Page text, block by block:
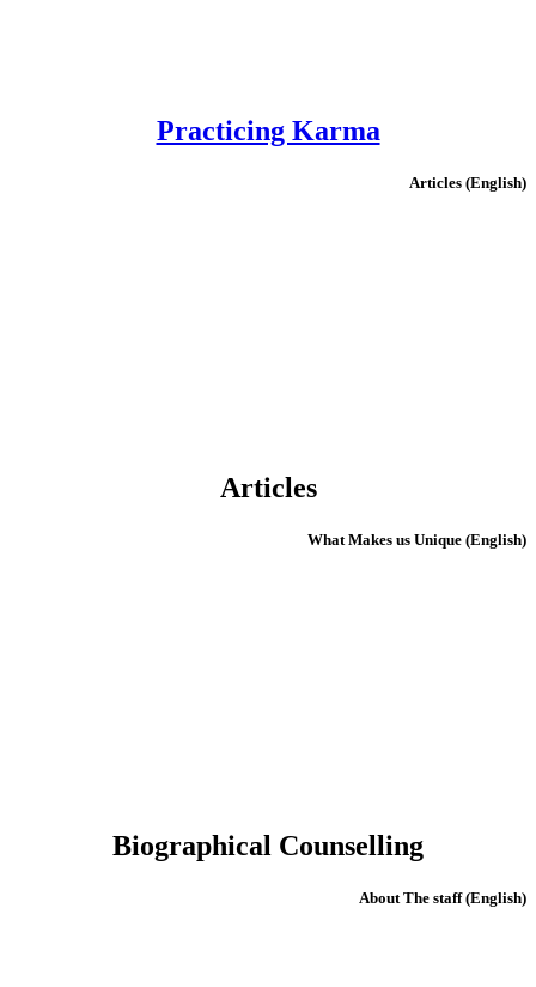
Practicing Karma
(English) Articles
Articles
(English) What Makes us Unique
Biographical Counselling
(English) About The staff